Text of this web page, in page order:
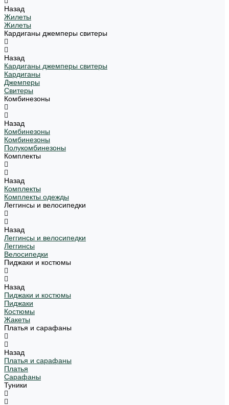
Назад
Жилеты
Жилеты
Кардиганы джемперы свитеры
Назад
Кардиганы джемперы свитеры
Кардиганы
Джемперы
Свитеры
Комбинезоны
Назад
Комбинезоны
Комбинезоны
Полукомбинезоны
Комплекты
Назад
Комплекты
Комплекты одежды
Леггинсы и велосипедки
Назад
Леггинсы и велосипедки
Леггинсы
Велосипедки
Пиджаки и костюмы
Назад
Пиджаки и костюмы
Пиджаки
Костюмы
Жакеты
Платья и сарафаны
Назад
Платья и сарафаны
Платья
Сарафаны
Туники